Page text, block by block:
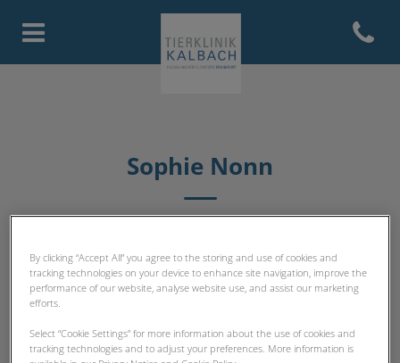
Homepage Tierklinik Kalbach
Open
Sophie Nonn
By clicking “Accept All” you agree to the storing and use of cookies and
tracking technologies on your device to enhance site navigation, improve the
performance of our website, analyse website use, and assist our marketing
efforts.
Select “Cookie Settings” for more information about the use of cookies and
tracking technologies and to adjust your preferences. More information is